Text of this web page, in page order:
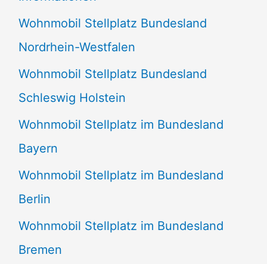
n
n
a
c
h
:
Wohnmobil Stellplatz Bundesland
Nordrhein-Westfalen
Wohnmobil Stellplatz Bundesland
Schleswig Holstein
Wohnmobil Stellplatz im Bundesland
Bayern
Wohnmobil Stellplatz im Bundesland
Berlin
Wohnmobil Stellplatz im Bundesland
Bremen